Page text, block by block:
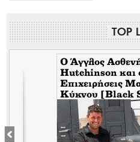
TOP
Ο Άγγλος
Hutchinson και
Επιχειρήσεις
Κύκνου [Black